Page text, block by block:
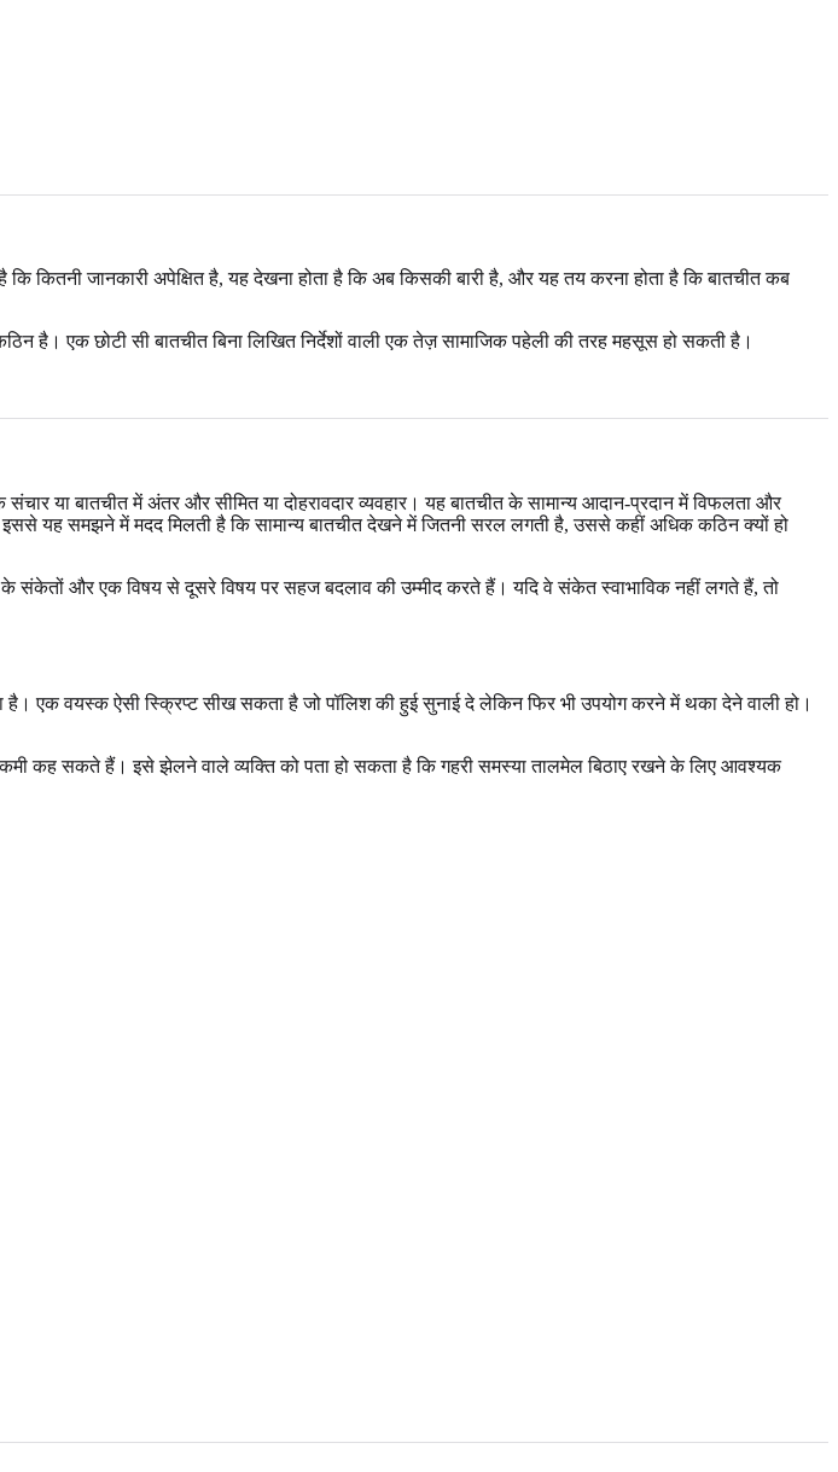
कितनी जानकारी अपेक्षित है, यह देखना होता है कि अब किसकी बारी है, और यह तय करना होता है कि बातचीत कब
है। एक छोटी सी बातचीत बिना लिखित निर्देशों वाली एक तेज़ सामाजिक पहेली की तरह महसूस हो सकती है।
या बातचीत में अंतर और सीमित या दोहरावदार व्यवहार। यह बातचीत के सामान्य आदान-प्रदान में विफलता और
यह समझने में मदद मिलती है कि सामान्य बातचीत देखने में जितनी सरल लगती है, उससे कहीं अधिक कठिन क्यों हो
के संकेतों और एक विषय से दूसरे विषय पर सहज बदलाव की उम्मीद करते हैं। यदि वे संकेत स्वाभाविक नहीं लगते हैं, तो
एक वयस्क ऐसी स्क्रिप्ट सीख सकता है जो पॉलिश की हुई सुनाई दे लेकिन फिर भी उपयोग करने में थका देने वाली हो।
कमी कह सकते हैं। इसे झेलने वाले व्यक्ति को पता हो सकता है कि गहरी समस्या तालमेल बिठाए रखने के लिए आवश्यक